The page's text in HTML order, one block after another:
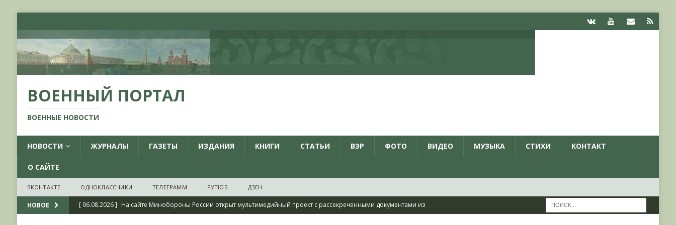
ВОЕННЫЙ ПОРТАЛ
ВОЕННЫЕ НОВОСТИ
НОВОСТИ ЖУРНАЛЫ ГАЗЕТЫ ИЗДАНИЯ КНИГИ СТАТЬИ ВЭР ФОТО ВИДЕО МУЗЫКА СТИХИ КОНТАКТ
О САЙТЕ
ВКОНТАКТЕ ОДНОКЛАССНИКИ ТЕЛЕГРАММ РУТЮБ ДЗЕН
НОВОЕ [ 06.08.2026 ] На сайте Минобороны России открыт мультимедийный проект с рассекреченными документами из